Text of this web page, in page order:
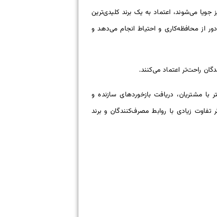
می‌شوند، اعتماد به یک برند کلیدی‌ترین
از محافظه‌کاری و احتیاط انجام می‌دهد و
راحت‌تر اعتماد می‌کنند.
دریافت بازخوردهای سازنده و
زیادی با روابط مصرف‌کنندگان و برند